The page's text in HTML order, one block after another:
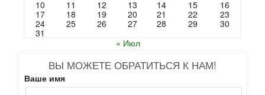
10
11 12 13 14 15
16
17
18 19 20 21 22
23
24
25 26 27 28 29
30
31
« Июл
ВЫ МОЖЕТЕ ОБРАТИТЬСЯ К НАМ!
Ваше имя